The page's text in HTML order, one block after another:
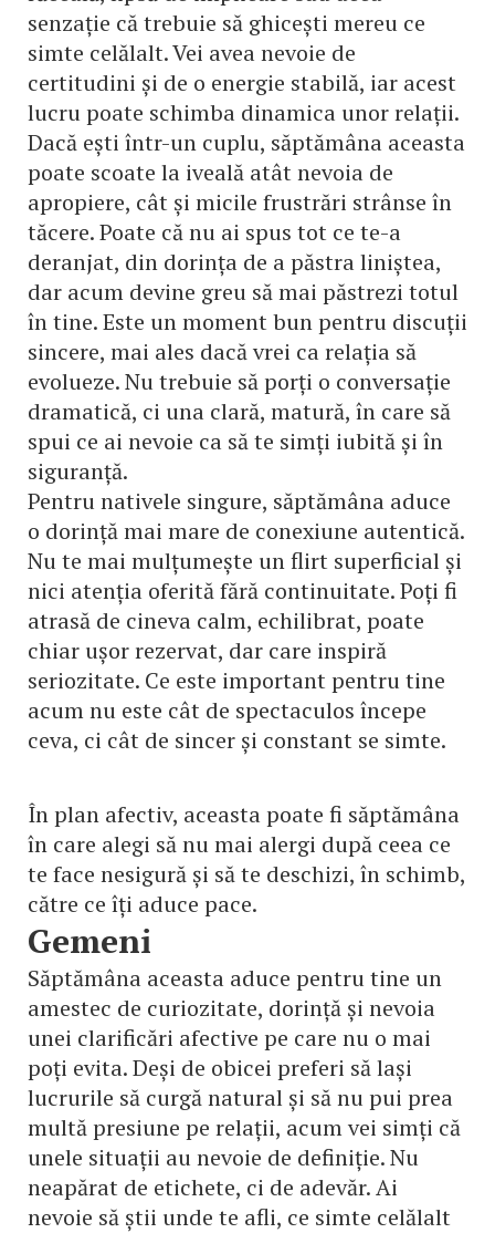
senzație că trebuie să ghicești mereu ce
simte celălalt. Vei avea nevoie de
certitudini și de o energie stabilă, iar acest
lucru poate schimba dinamica unor relații.
Dacă ești într-un cuplu, săptămâna aceasta
poate scoate la iveală atât nevoia de
apropiere, cât și micile frustrări strânse în
tăcere. Poate că nu ai spus tot ce te-a
deranjat, din dorința de a păstra liniștea,
dar acum devine greu să mai păstrezi totul
în tine. Este un moment bun pentru discuții
sincere, mai ales dacă vrei ca relația să
evolueze. Nu trebuie să porți o conversație
dramatică, ci una clară, matură, în care să
spui ce ai nevoie ca să te simți iubită și în
siguranță.
Pentru nativele singure, săptămâna aduce
o dorință mai mare de conexiune autentică.
Nu te mai mulțumește un flirt superficial și
nici atenția oferită fără continuitate. Poți fi
atrasă de cineva calm, echilibrat, poate
chiar ușor rezervat, dar care inspiră
seriozitate. Ce este important pentru tine
acum nu este cât de spectaculos începe
ceva, ci cât de sincer și constant se simte.
În plan afectiv, aceasta poate fi săptămâna
în care alegi să nu mai alergi după ceea ce
te face nesigură și să te deschizi, în schimb,
către ce îți aduce pace.
Gemeni
Săptămâna aceasta aduce pentru tine un
amestec de curiozitate, dorință și nevoia
unei clarificări afective pe care nu o mai
poți evita. Deși de obicei preferi să lași
lucrurile să curgă natural și să nu pui prea
multă presiune pe relații, acum vei simți că
unele situații au nevoie de definiție. Nu
neapărat de etichete, ci de adevăr. Ai
nevoie să știi unde te afli, ce simte celălalt